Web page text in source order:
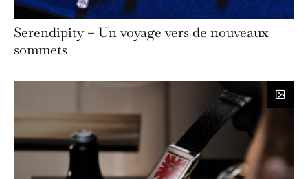
Serendipity – Un voyage vers de nouveaux
sommets